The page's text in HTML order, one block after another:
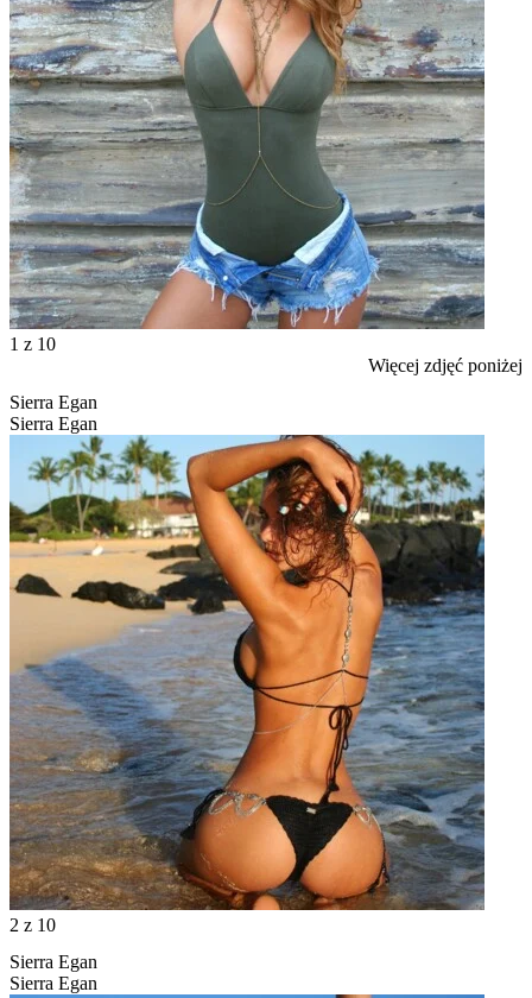
1 z 10
Więcej zdjęć poniżej
Sierra Egan
Sierra Egan
2 z 10
Sierra Egan
Sierra Egan